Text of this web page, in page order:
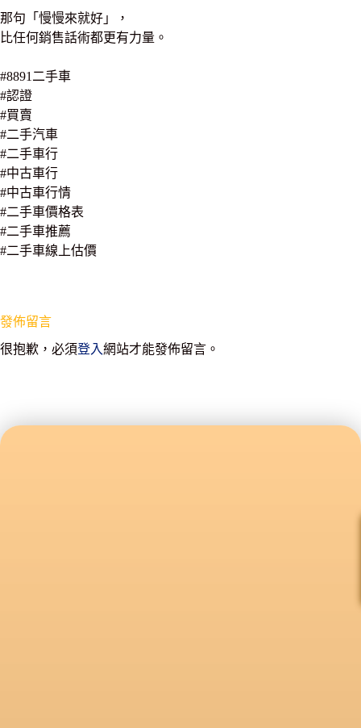
那句「慢慢來就好」，
比任何銷售話術都更有力量。
#8891二手車
#認證
#買賣
#二手汽車
#二手車行
#中古車行
#中古車行情
#二手車價格表
#二手車推薦
#二手車線上估價
發佈留言
很抱歉，必須登入網站才能發佈留言。